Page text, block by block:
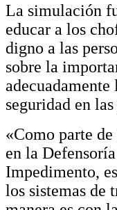
La simulación
educar a los
digno a las
sobre la
adecuadamente
seguridad en las
«Como parte
en la
Impedimento,
los sistemas de